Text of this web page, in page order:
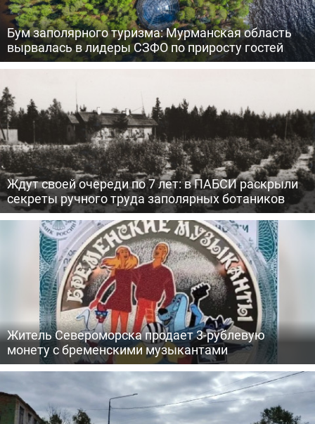
Бум заполярного туризма: Мурманская область
вырвалась в лидеры СЗФО по приросту гостей
Ждут своей очереди по 7 лет: в ПАБСИ раскрыли
секреты ручного труда заполярных ботаников
Житель Североморска продает 3-рублевую
монету с бременскими музыкантами